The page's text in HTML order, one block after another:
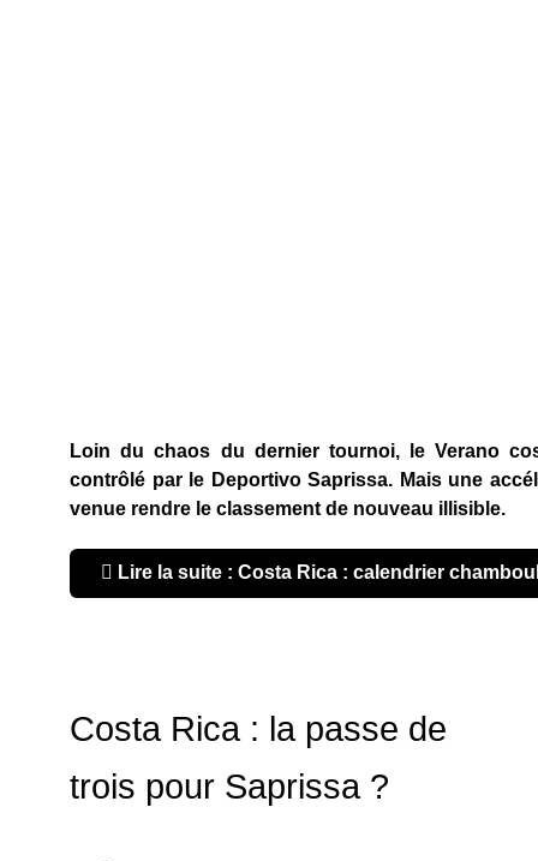
Loin du chaos du dernier tournoi, le Verano
contrôlé par le Deportivo Saprissa. Mais une
venue rendre le classement de nouveau illisible.
Lire la suite : Costa Rica : calendrier
Costa Rica : la passe de
trois pour Saprissa ?